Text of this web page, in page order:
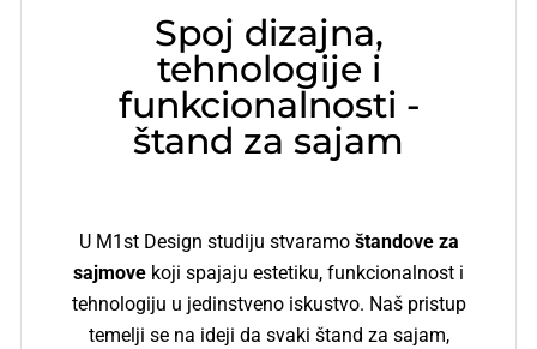
Spoj dizajna,
tehnologije i
funkcionalnosti -
štand za sajam
U M1st Design studiju stvaramo štandove za
sajmove koji spajaju estetiku, funkcionalnost i
tehnologiju u jedinstveno iskustvo. Naš pristup
temelji se na ideji da svaki štand za sajam,